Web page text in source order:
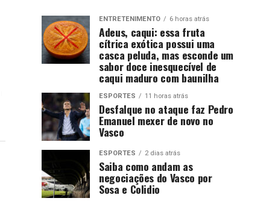
ENTRETENIMENTO 6 horas atrás
Adeus, caqui: essa fruta
cítrica exótica possui uma
casca peluda, mas esconde um
sabor doce inesquecível de
caqui maduro com baunilha
ESPORTES 11 horas atrás
Desfalque no ataque faz Pedro
Emanuel mexer de novo no
Vasco
ESPORTES 2 dias atrás
Saiba como andam as
negociações do Vasco por
Sosa e Colidio